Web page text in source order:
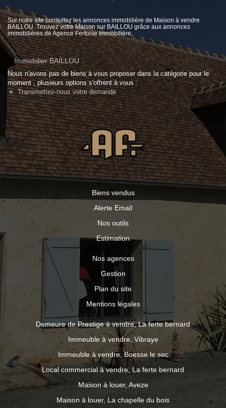
Sur notre site consultez les annonces immobilière de Maison à vendre
BAILLOU. Trouvez votre Maison sur BAILLOU grâce aux annonces
immobilières de Agence Fertoise Immobilière.
Immobilier BAILLOU
Nous n'avons pas de biens à vous proposer dans la catégorie pour le
moment , plusieurs options s'offrent à vous :
Transmettez-nous votre demande
Biens vendus
Alerte Email
Nos outils
Estimation
Nos agences
Gestion
Plan du site
Mentions légales
Demeure de Prestige à vendre, La ferte bernard
Immeuble à vendre, Vibraye
Immeuble à vendre, Boesse le sec
Local commercial à vendre, La ferte bernard
Maison à louer, Aveze
Maison à louer, La chapelle du bois